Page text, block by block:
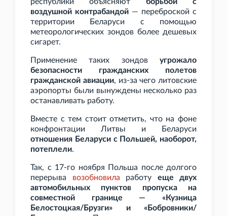
воздушной контрабандой — переброской с
территории Беларуси с помощью
метеорологических зондов более дешевых
сигарет.
Применение таких зондов угрожало
безопасности гражданских полетов
гражданской авиации, из-за чего литовские
аэропорты были вынуждены несколько раз
останавливать работу.
Вместе с тем стоит отметить, что на фоне
конфронтации Литвы и Беларуси
отношения Беларуси с Польшей, наоборот,
потеплели.
Так, с 17-го ноября Польша после долгого
перерыва возобновила работу еще двух
автомобильных пунктов пропуска на
совместной границе — «Кузница
Белостоцкая/Брузги» и «Бобровники/